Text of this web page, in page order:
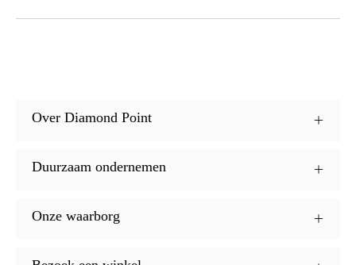
Over Diamond Point
Duurzaam ondernemen
Onze waarborg